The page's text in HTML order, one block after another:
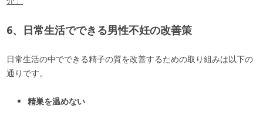
6、日常生活でできる男性不妊の改善策
日常生活の中でできる精子の質を改善するための取り組みは以下の
通りです。
精巣を温めない